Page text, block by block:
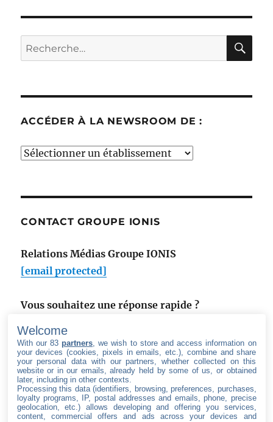
Recherche
pour :
ACCÉDER À LA NEWSROOM DE :
Accéder
de
CONTACT GROUPE IONIS
Relations Médias Groupe IONIS
[email protected]
Vous souhaitez une réponse rapide ?
SUIVEZ LE GROUPE IONIS
Welcome
With our 83 partners , we wish to store and access information on
your devices (cookies, pixels in emails, etc.), combine and share
your personal data with our partners, whether collected on this
website or in our emails, already held by some of us, or obtained
later, including in other contexts.
Processing this data (identifiers, browsing, preferences, purchases,
loyalty programs, IP, postal addresses and emails, phone, precise
geolocation, etc.) allows developing and offering you services,
content, commercial offers and ads across your devices and